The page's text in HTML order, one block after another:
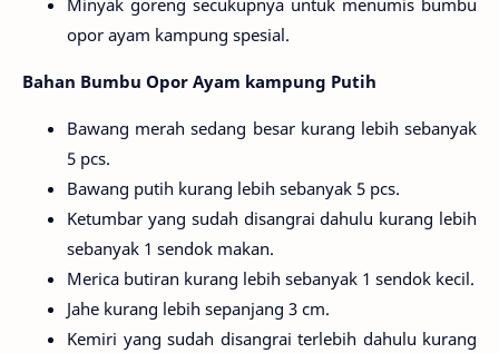
opor ayam kampung spesial.
Bahan Bumbu Opor Ayam kampung Putih
Bawang merah sedang besar kurang lebih sebanyak
5 pcs.
Bawang putih kurang lebih sebanyak 5 pcs.
Ketumbar yang sudah disangrai dahulu kurang lebih
sebanyak 1 sendok makan.
Merica butiran kurang lebih sebanyak 1 sendok kecil.
Jahe kurang lebih sepanjang 3 cm.
Kemiri yang sudah disangrai terlebih dahulu kurang